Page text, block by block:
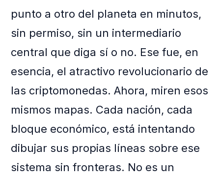
punto a otro del planeta en minutos,
sin permiso, sin un intermediario
central que diga sí o no. Ese fue, en
esencia, el atractivo revolucionario de
las criptomonedas. Ahora, miren esos
mismos mapas. Cada nación, cada
bloque económico, está intentando
dibujar sus propias líneas sobre ese
sistema sin fronteras. No es un